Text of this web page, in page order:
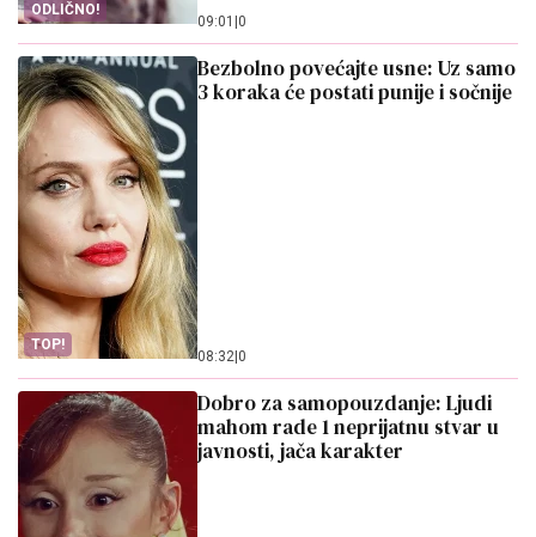
ODLIČNO!
09:01 0
TOP!
Bezbolno povećajte usne: Uz samo
3 koraka će postati punije i sočnije
08:32 0
Dobro za samopouzdanje: Ljudi
mahom rade 1 neprijatnu stvar u
javnosti, jača karakter